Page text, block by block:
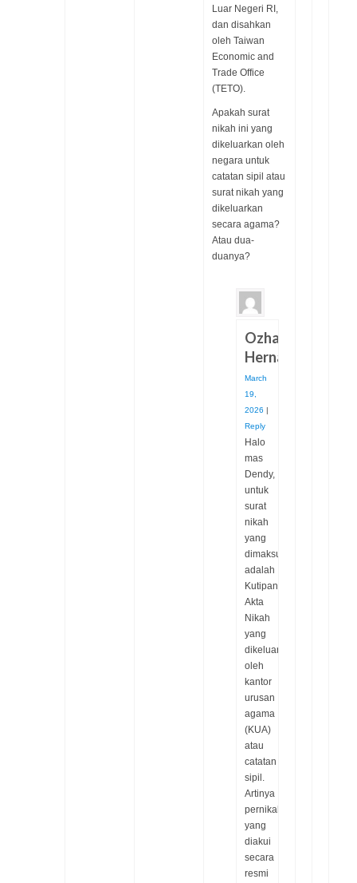
Luar Negeri RI,
dan disahkan
oleh Taiwan
Economic and
Trade Office
(TETO).
Apakah surat
nikah ini yang
dikeluarkan oleh
negara untuk
catatan sipil atau
surat nikah yang
dikeluarkan
secara agama?
Atau dua-
duanya?
Ozha
Hernandha
March
19,
2026
Reply
Halo
mas
Dendy,
untuk
surat
nikah
yang
dimaksud
adalah
Kutipan
Akta
Nikah
yang
dikeluarkan
oleh
kantor
urusan
agama
(KUA)
atau
catatan
sipil.
Artinya
pernikahan
yang
diakui
secara
resmi